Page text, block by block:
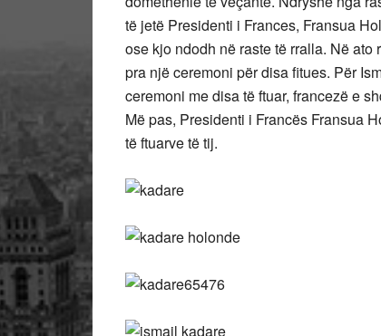
të jetë Presidenti i Frances, Fransua
ose kjo ndodh në raste të rralla. Në
pra një ceremoni për disa fitues. Për
ceremoni me disa të ftuar, francezë e
Më pas, Presidenti i Francës Fransua
të ftuarve të tij.